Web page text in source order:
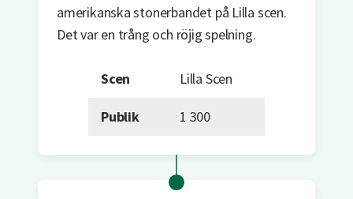
amerikanska stonerbandet på Lilla scen.
Det var en trång och röjig spelning.
Scen Lilla Scen
Publik 1 300